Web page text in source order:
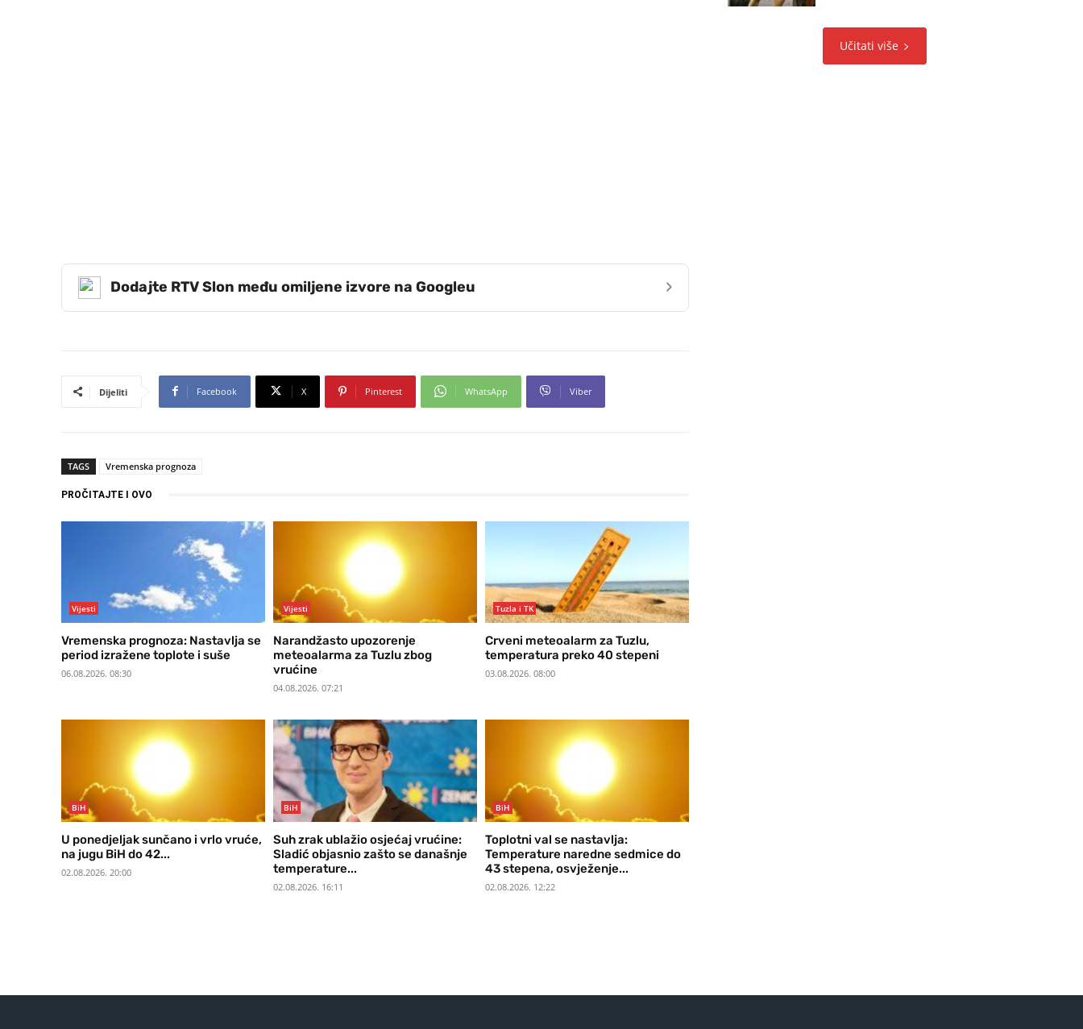
Dodajte RTV Slon među omiljene izvore na Googleu ›
Dijeliti Facebook X Pinterest WhatsApp Viber
TAGS Vremenska prognoza
PROČITAJTE I OVO
Vijesti
Vremenska prognoza: Nastavlja se
period izražene toplote i suše
06.08.2026. 08:30
Vijesti
Narandžasto upozorenje
meteoalarma za Tuzlu zbog
vrućine
04.08.2026. 07:21
Tuzla i TK
Crveni meteoalarm za Tuzlu,
temperatura preko 40 stepeni
03.08.2026. 08:00
BiH
U ponedjeljak sunčano i vrlo vruće,
na jugu BiH do 42...
02.08.2026. 20:00
BiH
Suh zrak ublažio osjećaj vrućine:
Sladić objasnio zašto se današnje
temperature...
02.08.2026. 16:11
BiH
Toplotni val se nastavlja:
Temperature naredne sedmice do
43 stepena, osvježenje...
02.08.2026. 12:22
Učitati više